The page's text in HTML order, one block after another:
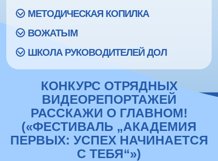
МЕТОДИЧЕСКАЯ КОПИЛКА
ВОЖАТЫМ
ШКОЛА РУКОВОДИТЕЛЕЙ ДОЛ
КОНКУРС ОТРЯДНЫХ
ВИДЕОРЕПОРТАЖЕЙ
РАССКАЖИ О ГЛАВНОМ!
(«ФЕСТИВАЛЬ „АКАДЕМИЯ
ПЕРВЫХ: УСПЕХ НАЧИНАЕТСЯ
С ТЕБЯ“»)